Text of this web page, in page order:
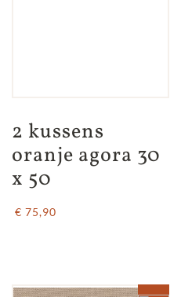
2 kussens
oranje agora 30
x 50
€ 75,90